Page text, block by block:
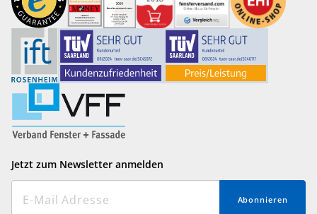
Jetzt zum Newsletter anmelden
Abonnieren